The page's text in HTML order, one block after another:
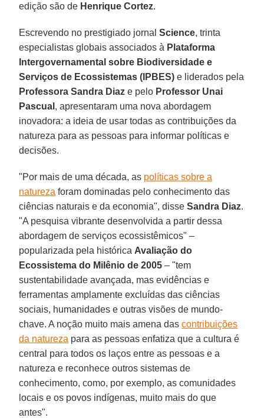
edição são de Henrique Cortez.
Escrevendo no prestigiado jornalScience, trinta
especialistas globais associados à Plataforma
Intergovernamental sobre Biodiversidade e
Serviços de Ecossistemas (IPBES) e liderados pela
Professora Sandra Diaz e pelo Professor Unai
Pascual , apresentaram uma nova abordagem
inovadora: a ideia de usar todas as contribuições da
natureza para as pessoas para informar políticas e
decisões.
"Por mais de uma década, as políticas sobre a
natureza foram dominadas pelo conhecimento das
ciências naturais e da economia", disseSandra Diaz.
"A pesquisa vibrante desenvolvida a partir dessa
abordagem de serviços ecossistêmicos" –
popularizada pela histórica Avaliação do
Ecossistema do Milênio de 2005 – "tem
sustentabilidade avançada, mas evidências e
ferramentas amplamente excluídas das ciências
sociais, humanidades e outras visões de mundo-
chave. A noção muito mais amena dascontribuições
da natureza para as pessoas enfatiza que a cultura é
central para todos os laços entre as pessoas e a
natureza e reconhece outros sistemas de
conhecimento, como, por exemplo, as comunidades
locais e os povos indígenas, muito mais do que
antes".